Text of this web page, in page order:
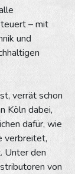
– mit
und
verrät schon
Köln dabei,
dafür, wie
verbreitet,
Unter den
von